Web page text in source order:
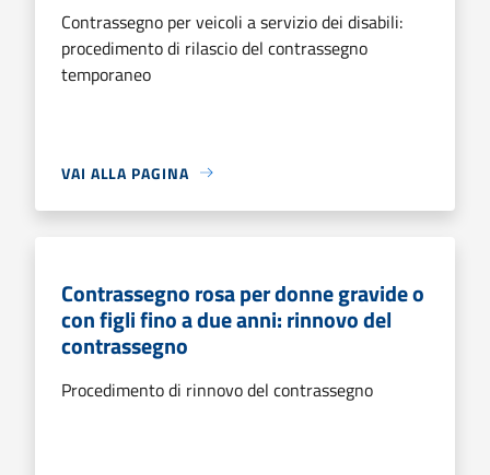
Contrassegno per veicoli a servizio dei disabili:
procedimento di rilascio del contrassegno
temporaneo
VAI ALLA PAGINA
Contrassegno rosa per donne gravide o
con figli fino a due anni: rinnovo del
contrassegno
Procedimento di rinnovo del contrassegno